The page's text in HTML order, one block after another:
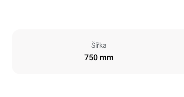
Šířka
750 mm